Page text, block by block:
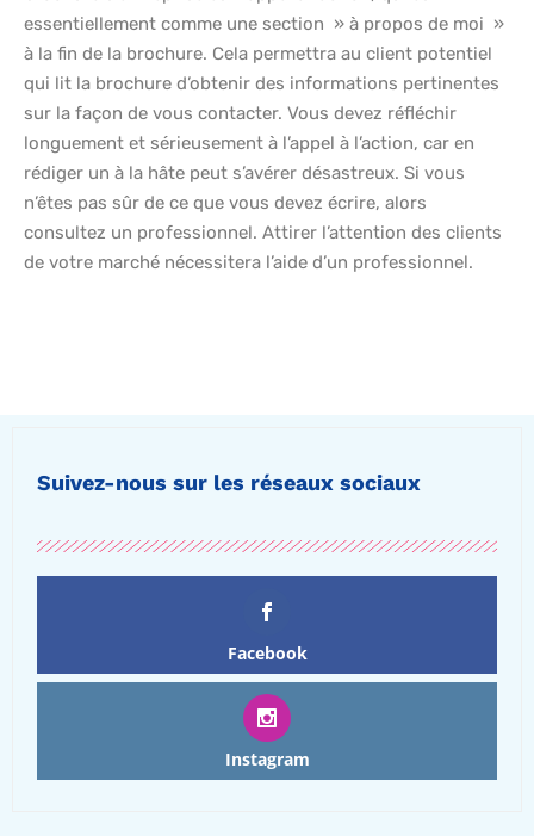
essentiellement comme une section » à propos de moi »
à la fin de la brochure. Cela permettra au client potentiel
qui lit la brochure d’obtenir des informations pertinentes
sur la façon de vous contacter. Vous devez réfléchir
longuement et sérieusement à l’appel à l’action, car en
rédiger un à la hâte peut s’avérer désastreux. Si vous
n’êtes pas sûr de ce que vous devez écrire, alors
consultez un professionnel. Attirer l’attention des clients
de votre marché nécessitera l’aide d’un professionnel.
Suivez-nous sur les réseaux sociaux
Facebook
Instagram